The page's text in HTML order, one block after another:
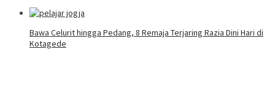
Bawa Celurit hingga Pedang, 8 Remaja Terjaring Razia Dini Hari di
Kotagede